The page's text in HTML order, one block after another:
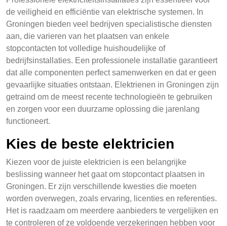
de veiligheid en efficiëntie van elektrische systemen. In
Groningen bieden veel bedrijven specialistische diensten
aan, die varieren van het plaatsen van enkele
stopcontacten tot volledige huishoudelijke of
bedrijfsinstallaties. Een professionele installatie garantieert
dat alle componenten perfect samenwerken en dat er geen
gevaarlijke situaties ontstaan. Elektrienen in Groningen zijn
getraind om de meest recente technologieën te gebruiken
en zorgen voor een duurzame oplossing die jarenlang
functioneert.
Kies de beste elektricien
Kiezen voor de juiste elektricien is een belangrijke
beslissing wanneer het gaat om stopcontact plaatsen in
Groningen. Er zijn verschillende kwesties die moeten
worden overwegen, zoals ervaring, licenties en referenties.
Het is raadzaam om meerdere aanbieders te vergelijken en
te controleren of ze voldoende verzekeringen hebben voor